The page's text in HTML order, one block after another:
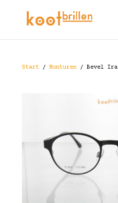
Start/ Monturen/ Bevel Ira